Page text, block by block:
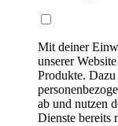
Mit deiner
unserer
Produkte.
ab und nutzen
Dienste bereits